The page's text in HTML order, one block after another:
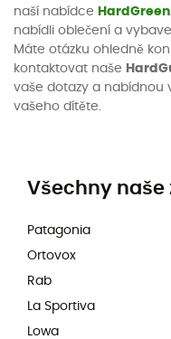
naší nabídce HardGreen
nabídli oblečení a
Máte otázku ohledně
kontaktovat naše
vaše dotazy a nabídnou
vašeho dítěte.
Všechny naše
Patagonia
Ortovox
Rab
La Sportiva
Lowa